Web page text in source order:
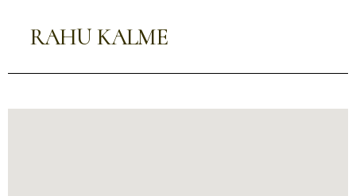
RAHU KALME